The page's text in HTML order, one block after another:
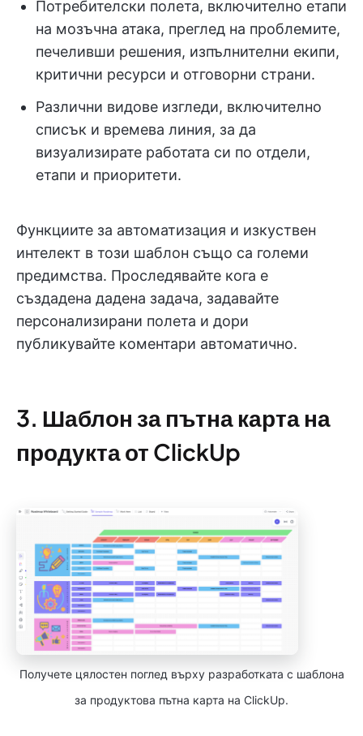
Потребителски полета, включително етапи
на мозъчна атака, преглед на проблемите,
печеливши решения, изпълнителни екипи,
критични ресурси и отговорни страни.
Различни видове изгледи, включително
списък и времева линия, за да
визуализирате работата си по отдели,
етапи и приоритети.
Функциите за автоматизация и изкуствен
интелект в този шаблон също са големи
предимства. Проследявайте кога е
създадена дадена задача, задавайте
персонализирани полета и дори
публикувайте коментари автоматично.
3. Шаблон за пътна карта на
продукта от ClickUp
Получете цялостен поглед върху разработката с шаблона
за продуктова пътна карта на ClickUp.